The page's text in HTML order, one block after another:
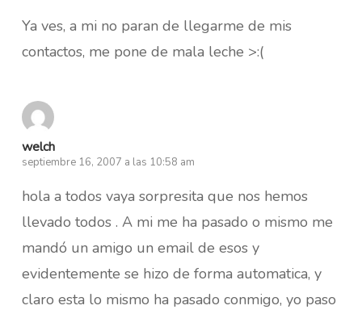
Ya ves, a mi no paran de llegarme de mis
contactos, me pone de mala leche >:(
welch
septiembre 16, 2007 a las 10:58 am
hola a todos vaya sorpresita que nos hemos
llevado todos . A mi me ha pasado o mismo me
mandó un amigo un email de esos y
evidentemente se hizo de forma automatica, y
claro esta lo mismo ha pasado conmigo, yo paso